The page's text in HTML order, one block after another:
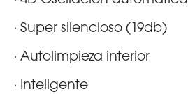
· Super silencioso (19db)
· Autolimpieza interior
· Inteligente